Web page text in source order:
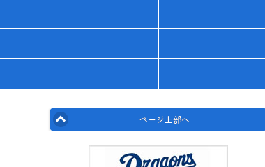
ページ上部へ